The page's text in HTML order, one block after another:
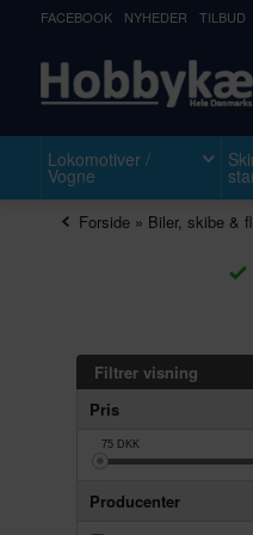
FACEBOOK NYHEDER TILBUD
Lokomotiver /
Vogne
Forside» Biler, skibe &
Filtrer visning
Pris
75DKK
Producenter